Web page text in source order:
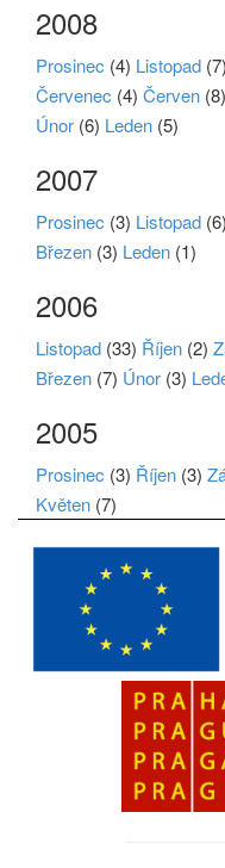
2008
Prosinec (4) Listopad (7)
Červenec (4) Červen (8)
Únor (6) Leden (5)
2007
Prosinec (3) Listopad (6)
Březen (3) Leden (1)
2006
Listopad (33) Říjen (2)
Březen (7) Únor (3)
2005
Prosinec (3) Říjen (3)
Květen (7)